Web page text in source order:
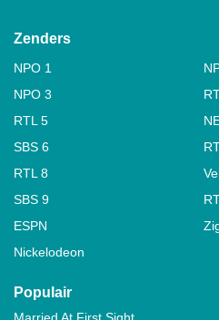
Zenders
NPO 1
NPO 3
RTL 5
SBS 6
RTL 8
SBS 9
ESPN
Nickelodeon
Populair